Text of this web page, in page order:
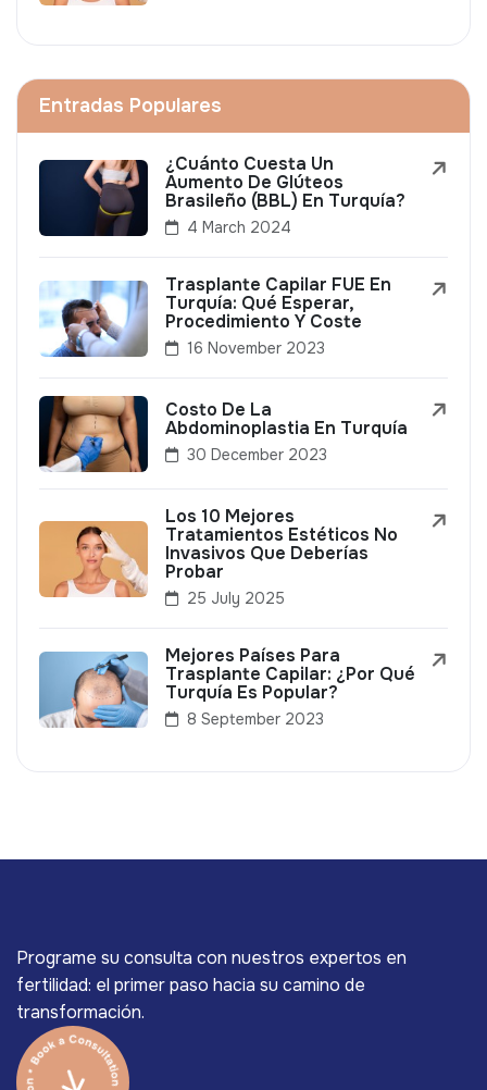
Entradas Populares
¿Cuánto Cuesta Un
Aumento De Glúteos
Brasileño (BBL) En Turquía?
4 March 2024
Trasplante Capilar FUE En
Turquía: Qué Esperar,
Procedimiento Y Coste
16 November 2023
Costo De La
Abdominoplastia En Turquía
30 December 2023
Los 10 Mejores
Tratamientos Estéticos No
Invasivos Que Deberías
Probar
25 July 2025
Mejores Países Para
Trasplante Capilar: ¿Por Qué
Turquía Es Popular?
8 September 2023
Programe su consulta con nuestros expertos en
fertilidad: el primer paso hacia su camino de
transformación.